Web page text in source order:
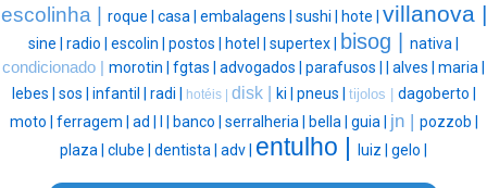
escolinha | roque | casa | embalagens | sushi | hote | villanova |
sine | radio | escolin | postos | hotel | supertex | bisog |
nativa |
condicionado | morotin | fgtas | advogados | parafusos | alves | maria |
lebes | sos | infantil | radi | hotéis | disk | ki | pneus | tijolos | dagoberto |
moto | ferragem | ad | banco | serralheria | bella | guia | jn | pozzob |
plaza | clube | dentista | adv | entulho | luiz | gelo |